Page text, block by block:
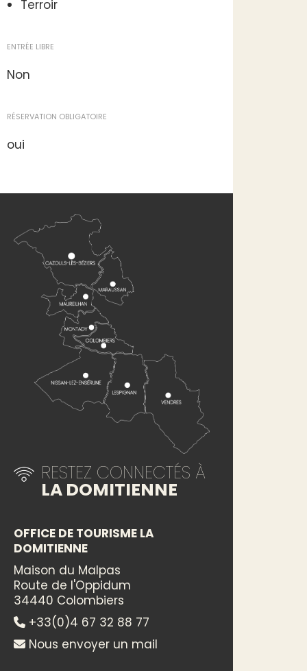
Terroir
ENTRÉE LIBRE
Non
RÉSERVATION OBLIGATOIRE
oui
RESTEZ CONNECTÉS À
LA DOMITIENNE
OFFICE DE TOURISME LA
DOMITIENNE
Maison du Malpas
Route de l'Oppidum
34440 Colombiers
+33(0)4 67 32 88 77
Nous envoyer un mail